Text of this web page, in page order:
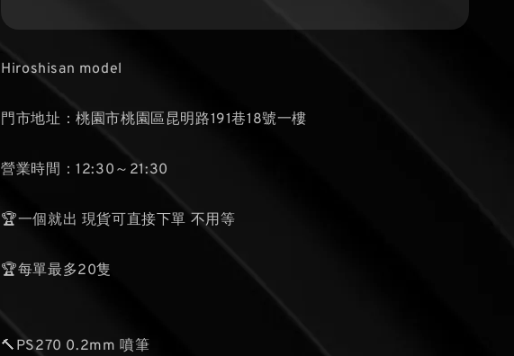
Hiroshisan model
門市地址：桃園市桃園區昆明路191巷18號一樓
營業時間：12:30～21:30
🏆一個就出 現貨可直接下單 不用等
🏆每單最多20隻
🔨PS270 0.2mm 噴筆